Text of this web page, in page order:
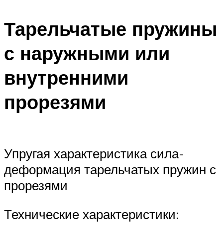
Тарельчатые пружины
с наружными или
внутренними
прорезями
Упругая характеристика сила-
деформация тарельчатых пружин с
прорезями
Технические характеристики: